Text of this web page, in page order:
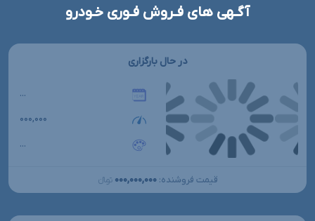
آگـهی های فـروش فـوری خـودرو
در حال بارگزاری
...
۰۰۰,۰۰۰
...
قیمت فروشنده: ۰۰۰,۰۰۰,۰۰۰ تومانءءء